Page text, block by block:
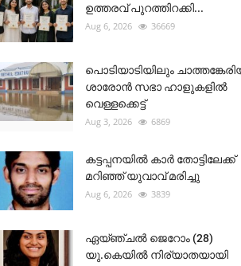
ഉത്തരവ് പുറത്തിറക്കി...
Aug 6, 2026 36669
പൊടിയാടിയിലും
ശാരോൻ സഭാ ഹാളുകളിൽ
വെള്ളക്കെട്ട്
Aug 3, 2026 6869
കട്ടപ്പനയിൽ കാർ തോട്ടിലേക്ക്
മറിഞ്ഞ് യുവാവ് മരിച്ചു
Aug 6, 2026 3839
ഏയ്ഞ്ചൽ ജെറോം (28)
യു.കെയിൽ നിര്യാതയായി